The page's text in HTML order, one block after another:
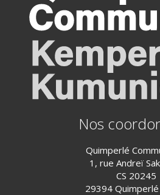
Nos
Quimperlé
1, rue Andreï
CS 20245
29394